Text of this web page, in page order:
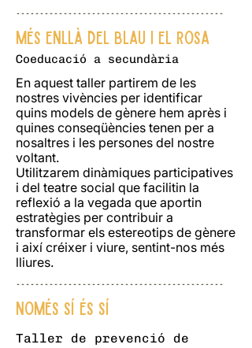
--------------------------------------------
Més enllà del blau i el rosa
Coeducació a secundària
En aquest taller partirem de les
nostres vivències per identificar
quins models de gènere hem après i
quines conseqüències tenen per a
nosaltres i les persones del nostre
voltant.
Utilitzarem dinàmiques participatives
i del teatre social que facilitin la
reflexió a la vegada que aportin
estratègies per contribuir a
transformar els estereotips de gènere
i així créixer i viure, sentint-nos més
lliures.
--------------------------------------------
Només sí és sí
Taller de prevenció de